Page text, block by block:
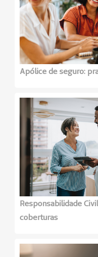
Apólice de seguro:
Responsabilidade
coberturas